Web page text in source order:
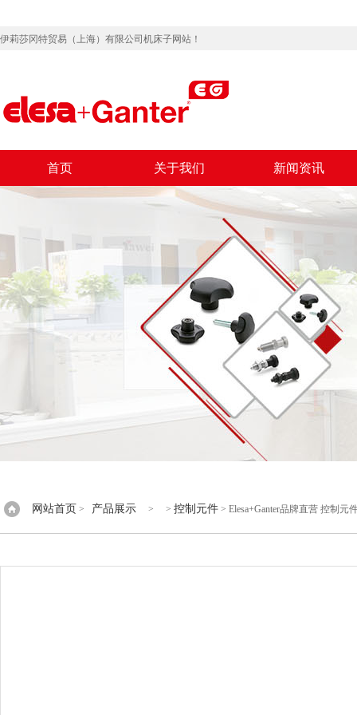
伊莉莎冈特贸易（上海）有限公司机床子网站！
首页 关于我们 新闻资讯
网站首页 > 产品展示 > > 控制元件 > Elesa+Ganter品牌直营 控制元